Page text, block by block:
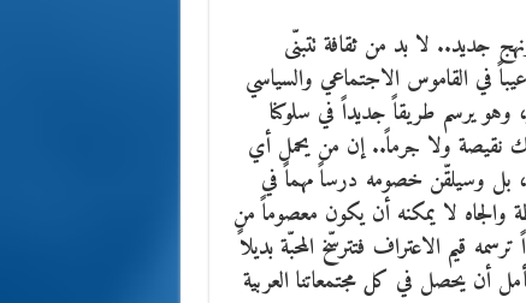
جديد.. لا بد من ثقافة تتبنّى
في القاموس الاجتماعي والسياسي
وهو يرسم طريقاً جديداً في سلوكنا
نقيصة ولا جرماً.. إن من يحمل أي
بل وسيلقّن خصومه درساً مهماً في
والجاه لا يمكنه أن يكون معصوماً من
قيم الاعتراف فتترسّخ المحبّة بديلاً
أن يحصل في كل مجتمعاتنا العربية